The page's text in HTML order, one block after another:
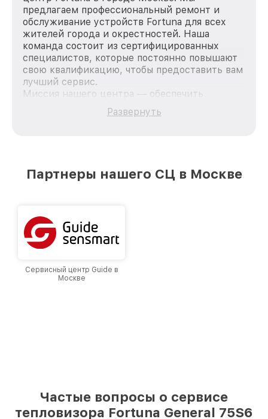
предлагаем профессиональный ремонт и
обслуживание устройств Fortuna для всех
жителей города и окрестностей. Наша
команда состоит из сертифицированных
специалистов, которые постоянно повышают
свою квалификацию, чтобы предоставить вам
лучший сервис.
Миссия нашего центра — обеспечить
качественный и доступный ремонт для
каждого пользователя продукции Fortuna, вне
лучшим сервисным центром Fortuna в городе
Развернуть
Партнеры нашего СЦ в Москве
Сервисный центр Guide в
Москве
Частые вопросы о сервисе
тепловизора Fortuna General 75S6